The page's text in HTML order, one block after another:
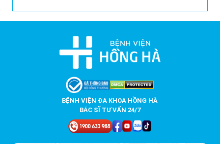
BỆNH VIỆN ĐA KHOA HỒNG HÀ
BÁC SĨ TƯ VẤN 24/7